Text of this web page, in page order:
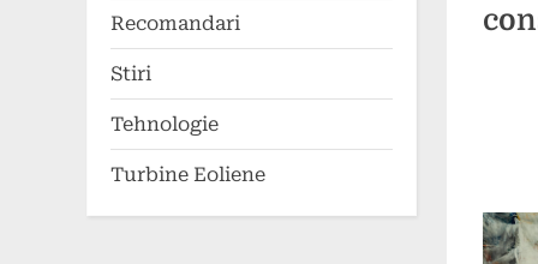
Recomandari
Stiri
Tehnologie
Turbine Eoliene